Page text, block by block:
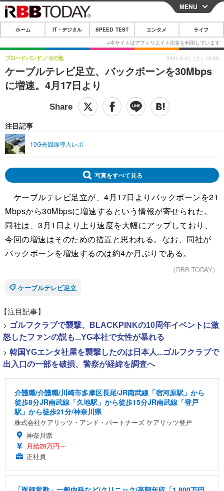
CLOSE
ホーム
IT・デジタル
IT・デジタルTOP スマートフォン
その他
SPEED TEST
映画・ドラマ
ショッピング その他
ライフTOP
リリース一覧
MENU
ホーム IT・デジタル SPEED TEST エンタメ ライフ
ケーブルテレビ足立、バックボーンを30Mbps
に増速。4月17日より
ブロードバンド その他
注目記事
10G光回線導入レポ
2001.3.31（土）10:30
写真をすべて見る
ケーブルテレビ足立が、4月17日よりバックボーンを21
Mbpsから30Mbpsに増速するという情報が寄せられた。
同社は、3月1日より上り速度を大幅にアップしており、
今回の増速はそのための措置と思われる。なお、同社が
バックボーンを増速するのは約4か月ぶりである。
《RBB TODAY》
ケーブルテレビ足立
【注目記事】
> ゴルフクラブで襲撃、BLACKPINKの10周年イベントに激
怒したファンの説も...YG本社で女性が暴れる
> 韓国YGエンタ社屋を襲撃したのは日本人...ゴルフクラブで
出入口の一部を破損、警察が経緯を調査へ
介護職/介護職/川崎市多摩区長尾/JR南武線「宿河原駅」から
徒歩8分JR南武線「久地駅」から徒歩15分JR南武線「登戸
駅」から徒歩21分/神奈川県
株式会社ケアリッツ・アンド・パートナーズ ケアリッツ登戸
神奈川県
月給28万円～
正社員